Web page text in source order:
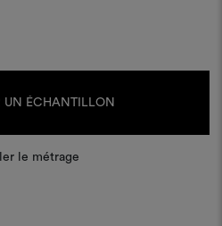
UN ÉCHANTILLON
le métrage